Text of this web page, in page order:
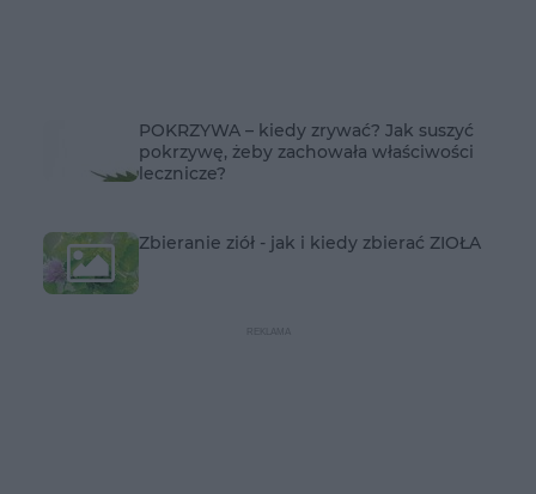
POKRZYWA – kiedy zrywać? Jak suszyć
pokrzywę, żeby zachowała właściwości
lecznicze?
Zbieranie ziół - jak i kiedy zbierać ZIOŁA